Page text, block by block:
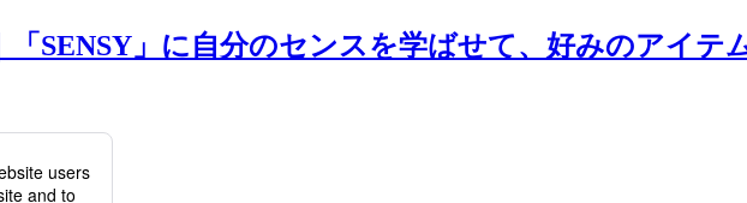
「SENSY」に自分のセンスを学ばせて、好みのアイ